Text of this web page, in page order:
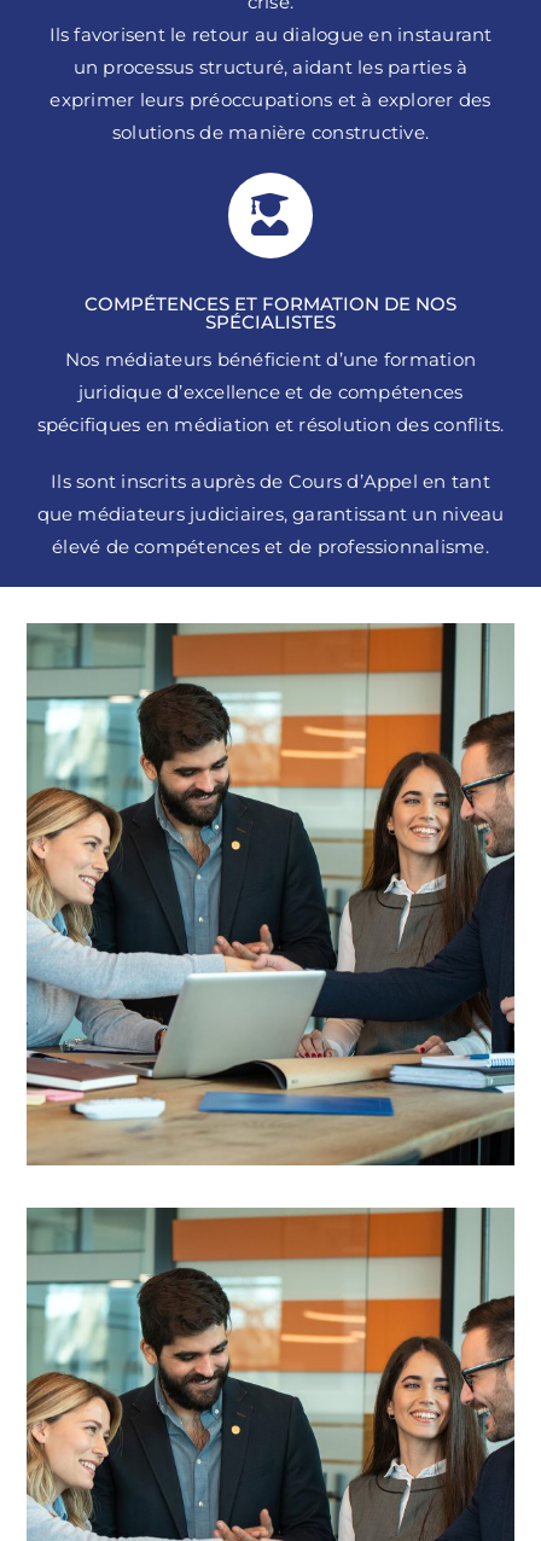
Ils favorisent le retour au dialogue en instaurant
un processus structuré, aidant les parties à
exprimer leurs préoccupations et à explorer des
solutions de manière constructive.
COMPÉTENCES ET FORMATION DE NOS
SPÉCIALISTES
Nos médiateurs bénéficient d’une formation
juridique d’excellence et de compétences
spécifiques en médiation et résolution des conflits.
Ils sont inscrits auprès de Cours d’Appel en tant
que médiateurs judiciaires, garantissant un niveau
élevé de compétences et de professionnalisme.